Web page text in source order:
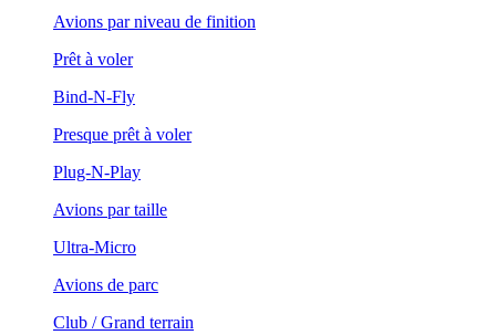
Avions par niveau de finition
Prêt à voler
Bind-N-Fly
Presque prêt à voler
Plug-N-Play
Avions par taille
Ultra-Micro
Avions de parc
Club / Grand terrain